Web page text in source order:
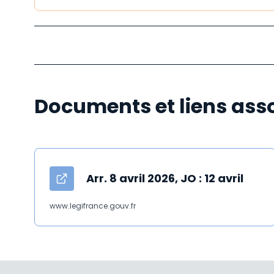
Documents et liens
Arr. 8 avril 2026, JO : 12 avril
www.legifrance.gouv.fr